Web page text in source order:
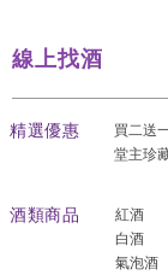
線上找酒
​精選優惠
買二送
堂主珍
酒類商品
紅酒
白酒
氣泡酒